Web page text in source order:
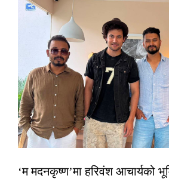
‘म मदनकृष्ण’मा हरिवंश आचार्यको